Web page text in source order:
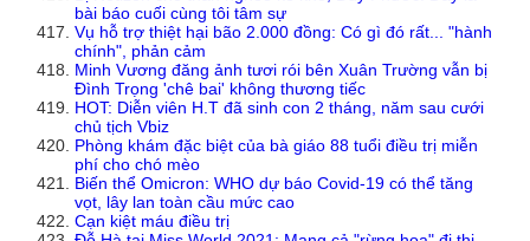
bài báo cuối cùng tôi tâm sự
Vụ hỗ trợ thiệt hại bão 2.000 đồng: Có gì đó rất... "hành
chính", phản cảm
Minh Vương đăng ảnh tươi rói bên Xuân Trường vẫn bị
Đình Trọng 'chê bai' không thương tiếc
HOT: Diễn viên H.T đã sinh con 2 tháng, năm sau cưới
chủ tịch Vbiz
Phòng khám đặc biệt của bà giáo 88 tuổi điều trị miễn
phí cho chó mèo
Biến thể Omicron: WHO dự báo Covid-19 có thể tăng
vọt, lây lan toàn cầu mức cao
Cạn kiệt máu điều trị